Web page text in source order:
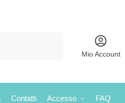
Mio Account
Contatti Accesso FAQ